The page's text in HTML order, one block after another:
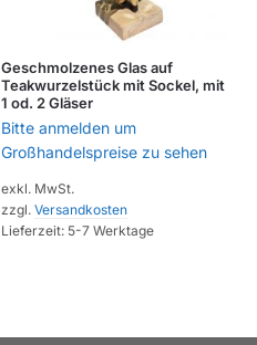
Geschmolzenes Glas auf
Teakwurzelstück mit Sockel, mit
1 od. 2 Gläser
Bitte anmelden um
Großhandelspreise zu sehen
exkl. MwSt.
zzgl. Versandkosten
Lieferzeit: 5-7 Werktage